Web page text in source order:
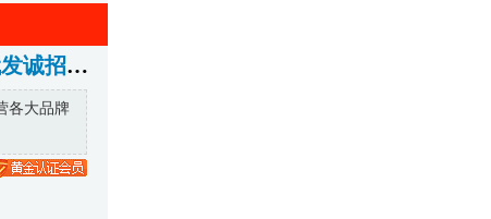
广州大牌包包皮具工厂直销 设工厂私家货源 全国一件代发诚招代理
各大品牌